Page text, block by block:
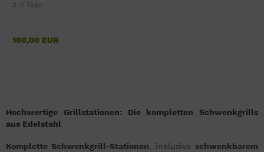
2-5 Tage
180,00 EUR
Hochwertige Grillstationen: Die kompletten Schwenkgrills
aus Edelstahl
Komplette Schwenkgrill-Stationen, inklusive schwenkbarem